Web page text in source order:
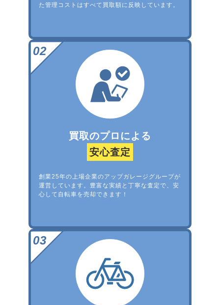
た管理コストはすべて買取額に反映しています。
買取のプロによる
安心査定
創業25年の上場企業のアップガレージグループが
運営しています。豊富な実績と丁寧な査定で、安
心して自転車を売却できます！